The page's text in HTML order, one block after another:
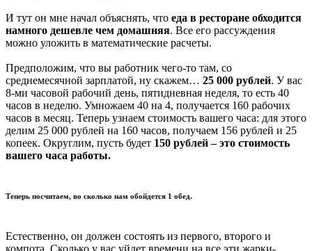
И тут он мне начал объяснять, что еда в ресторане обходится
намного дешевле чем домашняя. Все его рассуждения
можно уложить в математические расчеты.
Предположим, что вы работник чего-то там, со
среднемесячной зарплатой, ну скажем… 25 000 рублей. У вас
8-ми часовой рабочий день, пятидневная неделя, то есть 40
часов в неделю. Умножаем 40 на 4, получается 160 рабочих
часов в месяц. Теперь узнаем стоимость вашего часа: для этого
делим 25 000 рублей на 160 часов, получаем 156 рублей и 25
копеек. Округлим, пусть будет 150 рублей – это стоимость
вашего часа работы.
Теперь посчитаем, во сколько нам обойдется 1 обед.
Естественно, он должен состоять из первого, второго и
компота. Сколько у вас уйдет времени на все эти жарки-